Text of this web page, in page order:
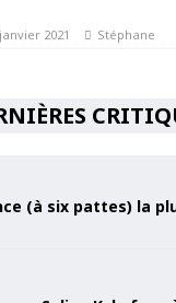
2021 Stéphane
(à six pattes) la